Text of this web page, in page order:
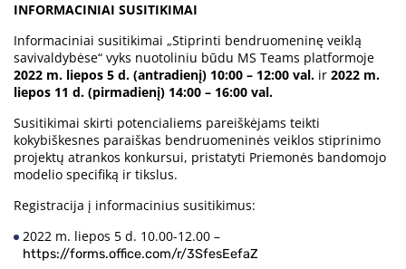
INFORMACINIAI SUSITIKIMAI
Informaciniai susitikimai „Stiprinti bendruomeninę veiklą
savivaldybėse“ vyks nuotoliniu būdu MS Teams platformoje
2022 m. liepos 5 d. (antradienį) 10:00 – 12:00 val. ir 2022 m.
liepos 11 d. (pirmadienį) 14:00 – 16:00 val.
Susitikimai skirti potencialiems pareiškėjams teikti
kokybiškesnes paraiškas bendruomeninės veiklos stiprinimo
projektų atrankos konkursui, pristatyti Priemonės bandomojo
modelio specifiką ir tikslus.
Registracija į informacinius susitikimus:
2022 m. liepos 5 d. 10.00-12.00 –
https://forms.office.com/r/3SfesEefaZ